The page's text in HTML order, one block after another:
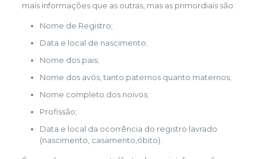
mais informações que as outras, mas as primordiais são:
Nome de Registro;
Data e local de nascimento;
Nome dos pais;
Nome dos avós, tanto paternos quanto maternos;
Nome completo dos noivos;
Profissão;
Data e local da ocorrência do registro lavrado
(nascimento, casamento,óbito).